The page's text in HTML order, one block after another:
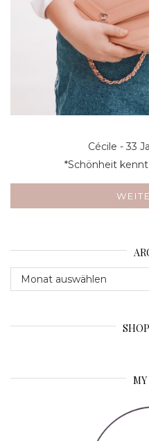
Cécile - 33
*Schönheit
Archive